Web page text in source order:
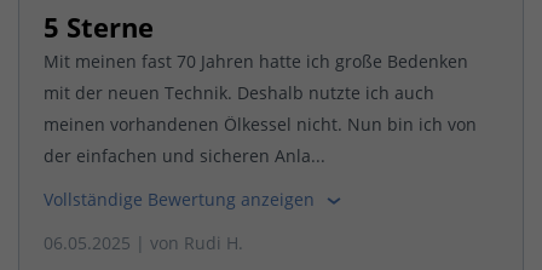
5 Sterne
Mit meinen fast 70 Jahren hatte ich große Bedenken
mit der neuen Technik. Deshalb nutzte ich auch
meinen vorhandenen Ölkessel nicht. Nun bin ich von
der einfachen und sicheren Anla...
Vollständige Bewertung anzeigen
06.05.2025 | von Rudi H.